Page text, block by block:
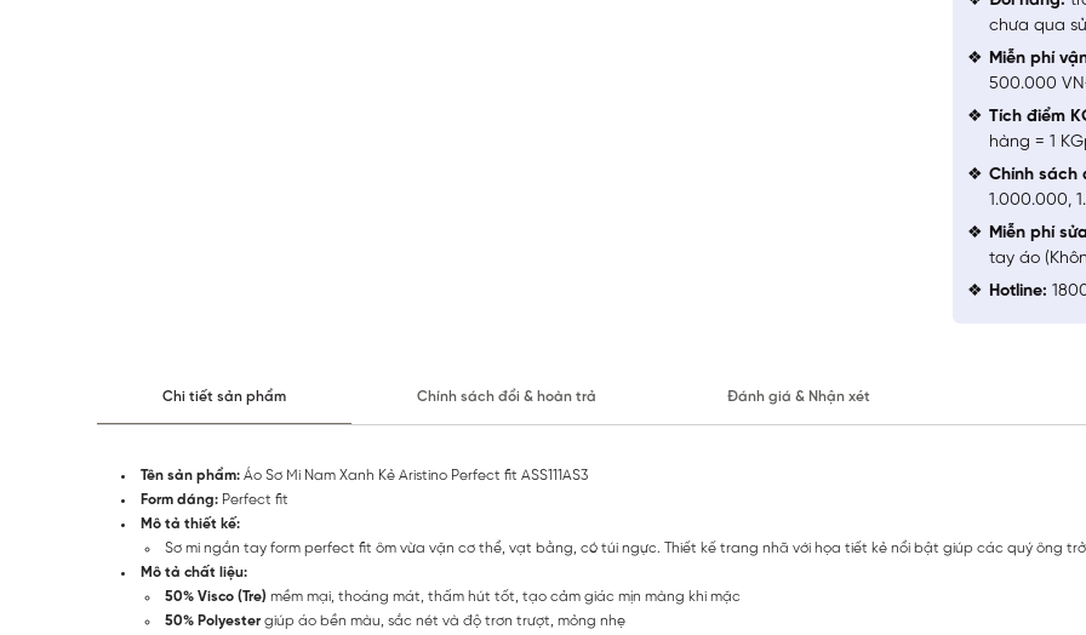
chưa qua
Miễn phí
500.000
Tích điểm
hàng = 1
Chính sách
1.000.000,
Miễn phí
tay áo
Hotline:
Chi tiết sản phẩm Chính sách đổi & hoàn trả Đánh giá & Nhận xét
Tên sản phẩm: Áo Sơ Mi Nam Xanh Kẻ Aristino Perfect fit ASS111AS3
Form dáng: Perfect fit
Mô tả thiết kế:
Sơ mi ngắn tay form perfect fit ôm vừa vặn cơ thể, vạt bằng, có túi ngực. Thiết kế trang nhã với họa tiết kẻ nổi bật giúp các quý ông trở
Mô tả chất liệu:
50% Visco (Tre) mềm mại, thoáng mát, thấm hút tốt, tạo cảm giác mịn màng khi mặc
50% Polyester giúp áo bền màu, sắc nét và độ trơn trượt, mỏng nhẹ